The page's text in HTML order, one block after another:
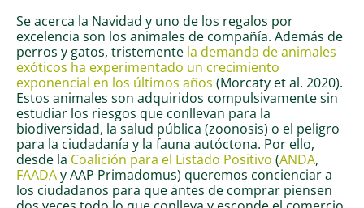
Se acerca la Navidad y uno de los regalos por
excelencia son los animales de compañía. Además de
perros y gatos, tristemente la demanda de animales
exóticos ha experimentado un crecimiento
exponencial en los últimos años (Morcaty et al. 2020).
Estos animales son adquiridos compulsivamente sin
estudiar los riesgos que conllevan para la
biodiversidad, la salud pública (zoonosis) o el peligro
para la ciudadanía y la fauna autóctona. Por ello,
desde la Coalición para el Listado Positivo (ANDA,
FAADAy AAP Primadomus) queremos concienciar a
los ciudadanos para que antes de comprar piensen